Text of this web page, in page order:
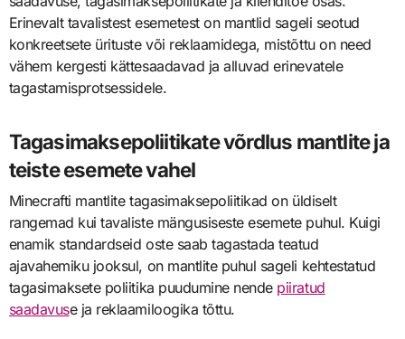
Erinevalt tavalistest esemetest on mantlid sageli seotud
konkreetsete ürituste või reklaamidega, mistõttu on need
vähem kergesti kättesaadavad ja alluvad erinevatele
tagastamisprotsessidele.
Tagasimaksepoliitikate võrdlus mantlite ja
teiste esemete vahel
Minecrafti mantlite tagasimaksepoliitikad on üldiselt
rangemad kui tavaliste mängusiseste esemete puhul. Kuigi
enamik standardseid oste saab tagastada teatud
ajavahemiku jooksul, on mantlite puhul sageli kehtestatud
tagasimaksete poliitika puudumine nende piiratud
saadavuse ja reklaamiloogika tõttu.